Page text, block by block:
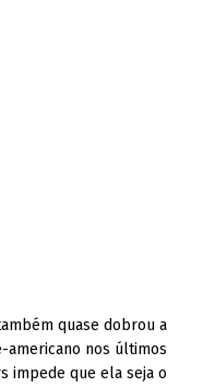
quase dobrou a
americano nos últimos
impede que ela seja o